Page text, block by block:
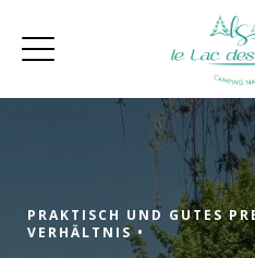
PRAKTISCH UND GUTES
VERHÄLTNIS •